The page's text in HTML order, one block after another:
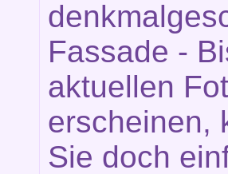
Fassade -
aktuellen
erscheinen,
Sie doch